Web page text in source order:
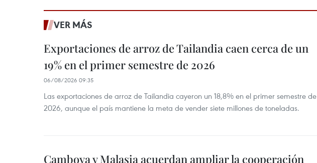
VER MÁS
Exportaciones de arroz de Tailandia caen cerca de un
19% en el primer semestre de 2026
06/08/2026 09:35
Las exportaciones de arroz de Tailandia cayeron un 18,8% en el primer semestre de
2026, aunque el país mantiene la meta de vender siete millones de toneladas.
Camboya y Malasia acuerdan ampliar la cooperación